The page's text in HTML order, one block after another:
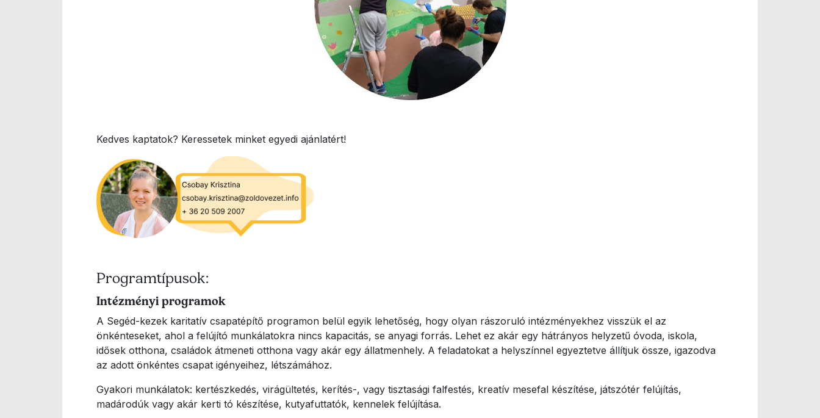
Kedves kaptatok? Keressetek minket egyedi ajánlatért!
Programtípusok:
Intézményi programok
A Segéd-kezek karitatív csapatépítő programon belül egyik lehetőség, hogy olyan rászoruló intézményekhez visszük el az
önkénteseket, ahol a felújító munkálatokra nincs kapacitás, se anyagi forrás. Lehet ez akár egy hátrányos helyzetű óvoda, iskola,
idősek otthona, családok átmeneti otthona vagy akár egy állatmenhely. A feladatokat a helyszínnel egyeztetve állítjuk össze, igazodva
az adott önkéntes csapat igényeihez, létszámához.
Gyakori munkálatok: kertészkedés, virágültetés, kerítés-, vagy tisztasági falfestés, kreatív mesefal készítése, játszótér felújítás,
madárodúk vagy akár kerti tó készítése, kutyafuttatók, kennelek felújítása.